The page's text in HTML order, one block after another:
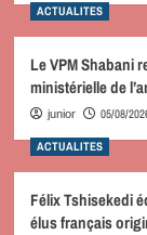
ACTUALITES
Le VPM Shabani
ministérielle de
junior 05/08/
ACTUALITES
Félix Tshisekedi
élus français